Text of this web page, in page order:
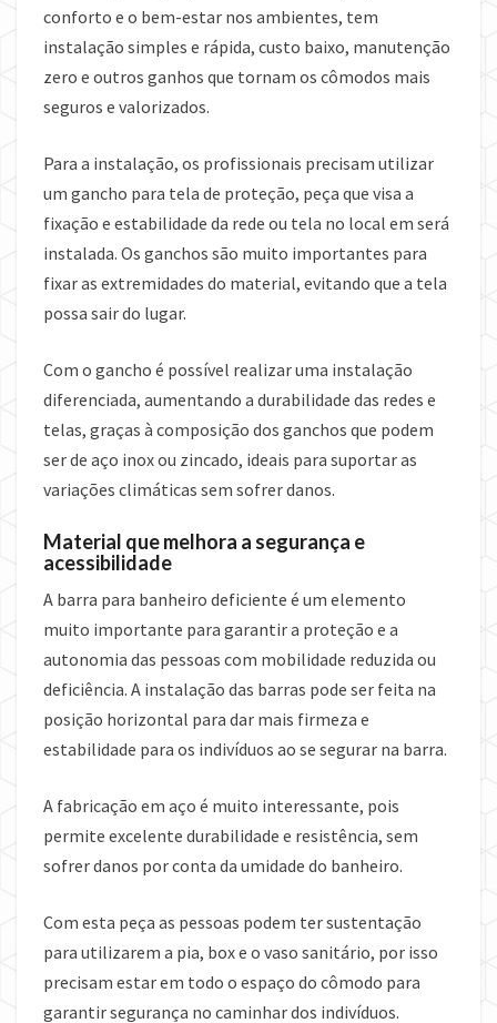
conforto e o bem-estar nos ambientes, tem
instalação simples e rápida, custo baixo, manutenção
zero e outros ganhos que tornam os cômodos mais
seguros e valorizados.
Para a instalação, os profissionais precisam utilizar
um gancho para tela de proteção, peça que visa a
fixação e estabilidade da rede ou tela no local em será
instalada. Os ganchos são muito importantes para
fixar as extremidades do material, evitando que a tela
possa sair do lugar.
Com o gancho é possível realizar uma instalação
diferenciada, aumentando a durabilidade das redes e
telas, graças à composição dos ganchos que podem
ser de aço inox ou zincado, ideais para suportar as
variações climáticas sem sofrer danos.
Material que melhora a segurança e
acessibilidade
A barra para banheiro deficiente é um elemento
muito importante para garantir a proteção e a
autonomia das pessoas com mobilidade reduzida ou
deficiência. A instalação das barras pode ser feita na
posição horizontal para dar mais firmeza e
estabilidade para os indivíduos ao se segurar na barra.
A fabricação em aço é muito interessante, pois
permite excelente durabilidade e resistência, sem
sofrer danos por conta da umidade do banheiro.
Com esta peça as pessoas podem ter sustentação
para utilizarem a pia, box e o vaso sanitário, por isso
precisam estar em todo o espaço do cômodo para
garantir segurança no caminhar dos indivíduos.